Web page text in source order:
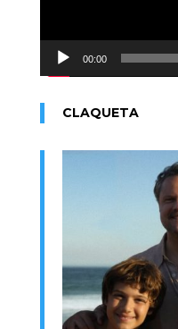
00:00
CLAQUETA